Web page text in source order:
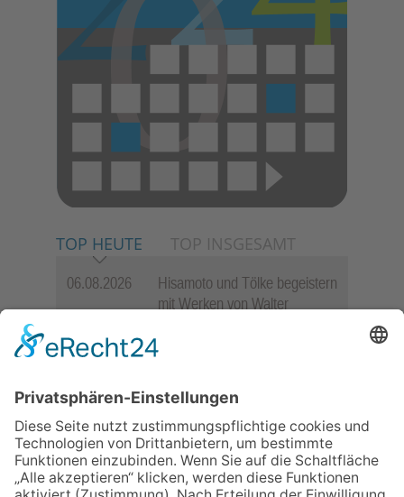
TOP HEUTE TOP INSGESAMT
06.08.2026
Hisamoto und Tölke begeistern
mit Werken von Walter
09.07.2026
Wasserampel steht auf Gelb:
auf
Festmeile
06.08.2026
Jugendchor Hochtaunus
präsentiert sein neues